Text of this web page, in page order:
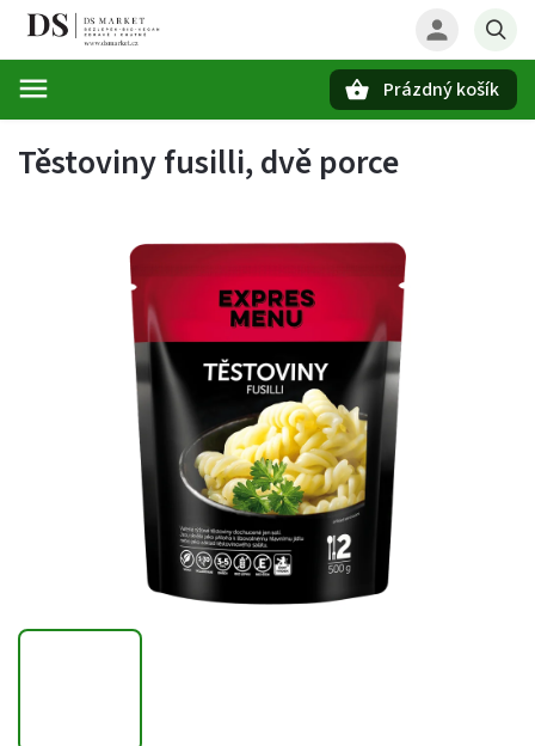
Prázdný košík
Těstoviny fusilli, dvě porce